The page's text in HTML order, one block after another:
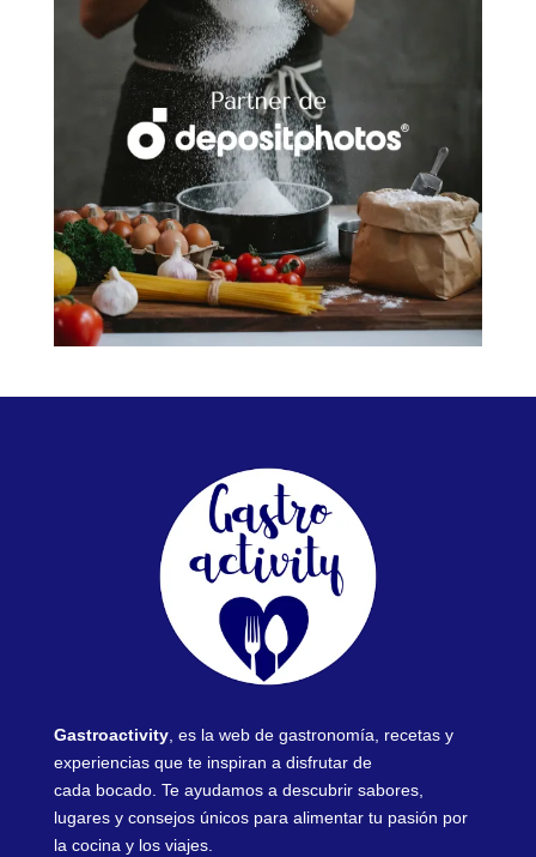
Gastroactivity, es la web de gastronomía, recetas y
experiencias que te inspiran a disfrutar de
cada bocado. Te ayudamos a descubrir sabores,
lugares y consejos únicos para alimentar tu pasión por
la cocina y los viajes.